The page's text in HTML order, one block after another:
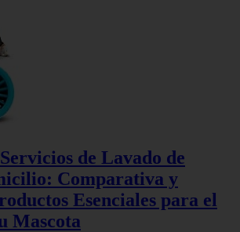
de Lavado de
Comparativa y
Esenciales para el
Mascota